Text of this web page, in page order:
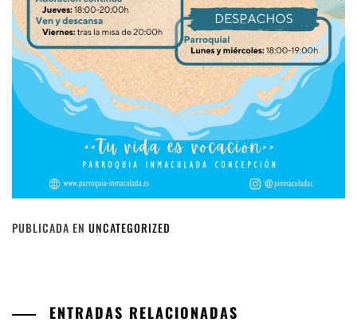
PUBLICADA EN UNCATEGORIZED
ENTRADAS RELACIONADAS